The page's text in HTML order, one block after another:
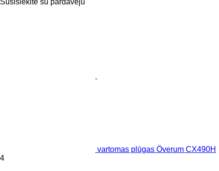
Susisiekite su pardavėju
vartomas plūgas Överum CX490H
4